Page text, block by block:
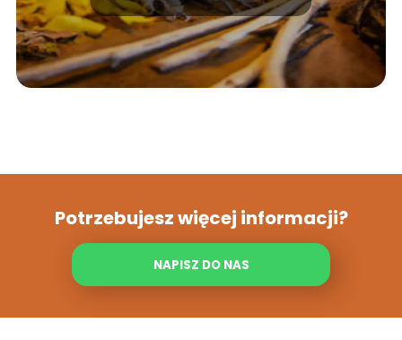
Potrzebujesz więcej informacji?
NAPISZ DO NAS